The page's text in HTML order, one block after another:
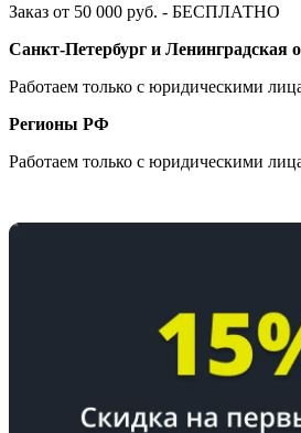
Заказ от 50 000 руб. - БЕСПЛАТНО
Санкт-Петербург и Ленинградская
Работаем только с юридическими
Регионы РФ
Работаем только с юридическими